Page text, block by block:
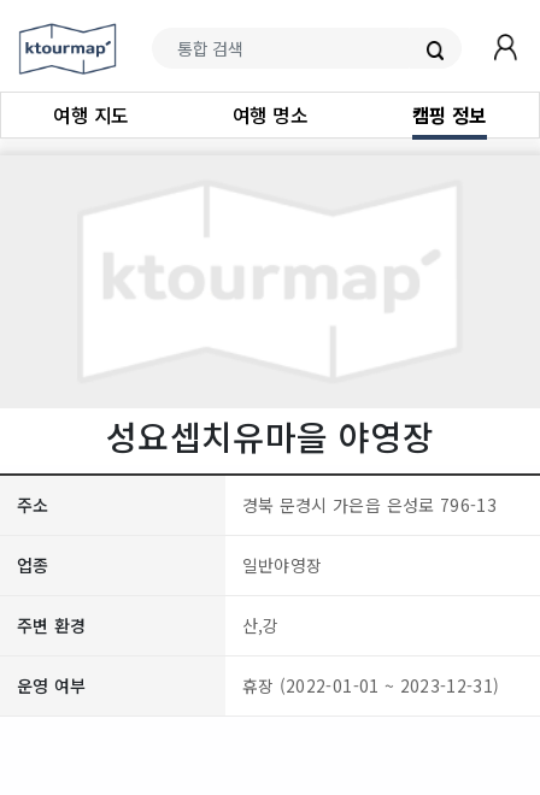
여행 지도 여행 명소 캠핑 정보
성요셉치유마을 야영장
주소 경북 문경시 가은읍 은성로 796-13
업종 일반야영장
주변 환경 산,강
운영 여부 휴장 (2022-01-01 ~ 2023-12-31)